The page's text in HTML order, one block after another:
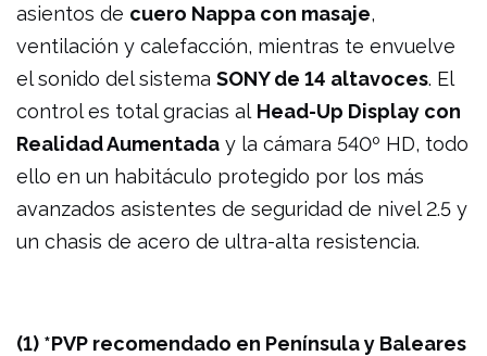
asientos de cuero Nappa con masaje,
ventilación y calefacción, mientras te envuelve
el sonido del sistema SONY de 14 altavoces. El
control es total gracias al Head-Up Display con
Realidad Aumentada y la cámara 540º HD, todo
ello en un habitáculo protegido por los más
avanzados asistentes de seguridad de nivel 2.5 y
un chasis de acero de ultra-alta resistencia.
(1) *PVP recomendado en Península y Baleares